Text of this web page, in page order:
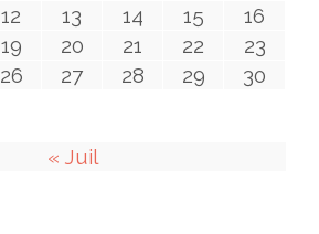
12 13 14 15
16
19 20 21 22
23
26 27 28 29
30
« Juil